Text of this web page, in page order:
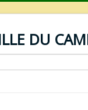
DU